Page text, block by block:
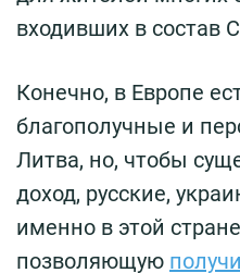
входивших в состав
Конечно, в Европе
благополучные и
Литва, но, чтобы
доход, русские,
именно в этой
позволяющую